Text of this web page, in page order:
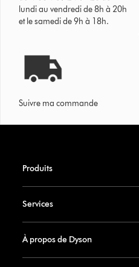
lundi au vendredi de 8h à 20h
et le samedi de 9h à 18h.
Suivre ma commande
Produits
Services
À propos de Dyson